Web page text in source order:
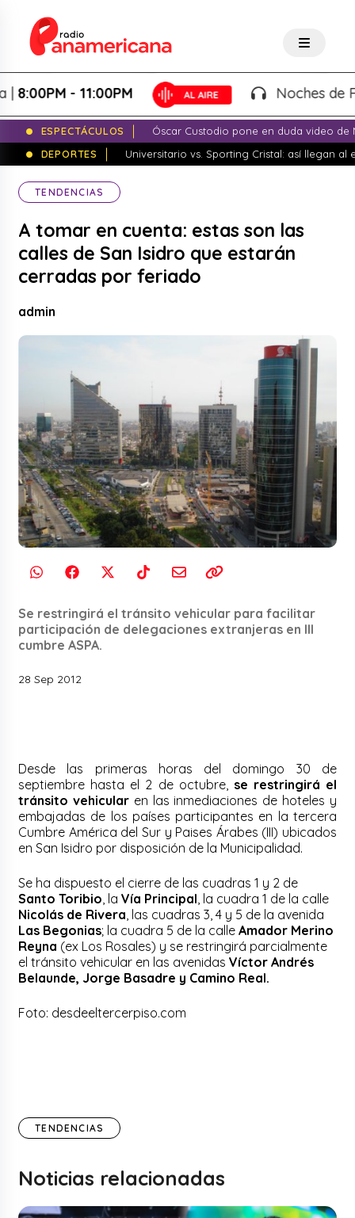
- 11:00PM Noches de
ESPECTÁCULOS
Óscar Custodio pone en duda video de
DEPORTES
Universitario vs. Sporting Cristal: así llegan al
TENDENCIAS
A tomar en cuenta: estas son las
calles de San Isidro que estarán
cerradas por feriado
admin
Se restringirá el tránsito vehicular para facilitar
participación de delegaciones extranjeras en III
cumbre ASPA.
28 Sep 2012
Desde las primeras horas del domingo 30 de
septiembre hasta el 2 de octubre, se restringirá el
tránsito vehicular en las inmediaciones de hoteles y
embajadas de los países participantes en la tercera
Cumbre América del Sur y Paises Árabes (III) ubicados
en San Isidro por disposición de la Municipalidad.
Se ha dispuesto el cierre de las cuadras 1 y 2 de
Santo Toribio, laVía Principal, la cuadra 1 de la calle
Nicolás de Rivera, las cuadras 3, 4 y 5 de la avenida
Las Begonias; la cuadra 5 de la calleAmador Merino
Reyna (ex Los Rosales) y se restringirá parcialmente
el tránsito vehicular en las avenidas Víctor Andrés
Belaunde, Jorge Basadre y Camino Real.
Foto: desdeeltercerpiso.com
TENDENCIAS
Noticias relacionadas